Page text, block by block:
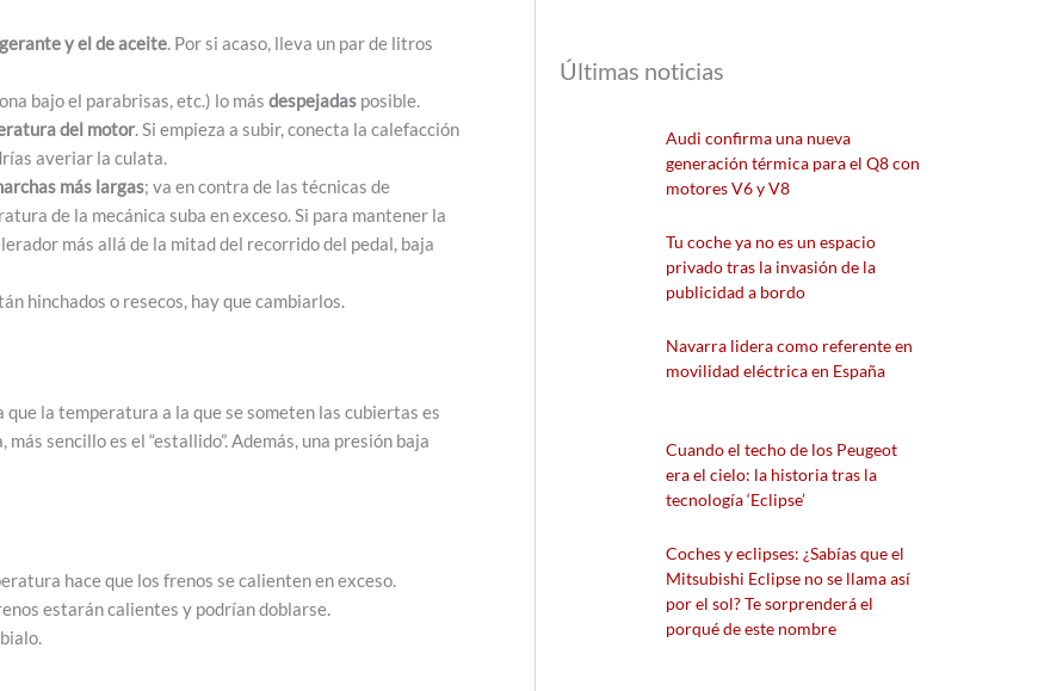
y el de aceite. Por si acaso, lleva un par de litros
bajo el parabrisas, etc.) lo más despejadas posible.
del motor. Si empieza a subir, conecta la calefacción
averiar la culata.
más largas; va en contra de las técnicas de
de la mecánica suba en exceso. Si para mantener la
más allá de la mitad del recorrido del pedal, baja
hinchados o resecos, hay que cambiarlos.
la temperatura a la que se someten las cubiertas es
más sencillo es el “estallido”. Además, una presión baja
hace que los frenos se calienten en exceso.
estarán calientes y podrían doblarse.
Últimas noticias
Audi confirma una nueva
generación térmica para el Q8 con
motores V6 y V8
Tu coche ya no es un espacio
privado tras la invasión de la
publicidad a bordo
Navarra lidera como referente en
movilidad eléctrica en España
Cuando el techo de los Peugeot
era el cielo: la historia tras la
tecnología ‘Eclipse’
Coches y eclipses: ¿Sabías que el
Mitsubishi Eclipse no se llama así
por el sol? Te sorprenderá el
porqué de este nombre